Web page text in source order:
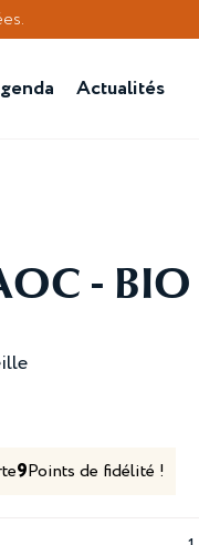
Actualités
- BIO
9Points de fidélité !